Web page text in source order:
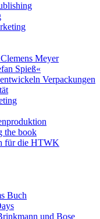
Meyer
Spieß«
Verpackungen
the book
für die HTWK
Buch
und Bose